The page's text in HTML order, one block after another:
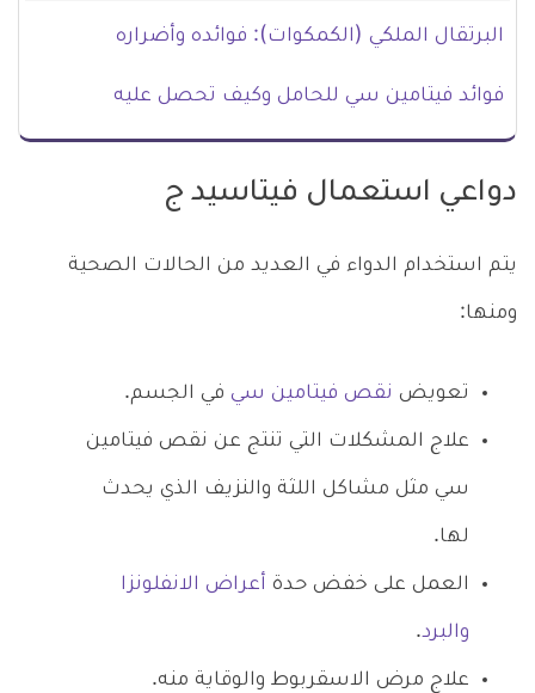
البرتقال الملكي (الكمكوات): فوائده وأضراره
فوائد فيتامين سي للحامل وكيف تحصل عليه
دواعي استعمال فيتاسيد ج
يتم استخدام الدواء في العديد من الحالات الصحية
ومنها:
تعويض نقص فيتامين سي في الجسم.
علاج المشكلات التي تنتج عن نقص فيتامين
سي مثل مشاكل اللثة والنزيف الذي يحدث
لها.
العمل على خفض حدة أعراض الانفلونزا
والبرد.
علاج مرض الاسقربوط والوقاية منه.